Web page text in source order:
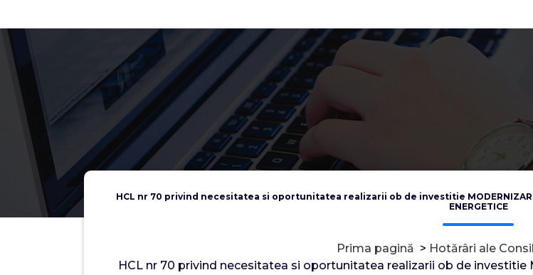
HCL nr 70 privind necesitatea si oportunitatea realizarii ob de investitie MODERNIZAREA
ENERGETICE
Prima pagină > Hotărâri ale
HCL nr 70 privind necesitatea si oportunitatea realizarii ob de investitie